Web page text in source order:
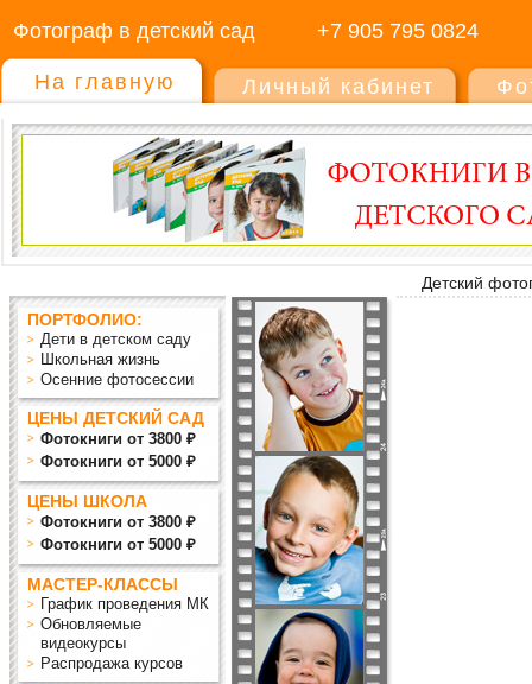
Фотограф в детский сад +7 905 795 0824
На главную Личный кабинет
Детский
ПОРТФОЛИО:
Дети в детском саду
Школьная жизнь
Осенние фотосессии
ЦЕНЫ ДЕТСКИЙ САД
Фотокниги от 3800 ₽
Фотокниги от 5000 ₽
ЦЕНЫ ШКОЛА
Фотокниги от 3800 ₽
Фотокниги от 5000 ₽
МАСТЕР-КЛАССЫ
График проведения МК
Обновляемые
видеокурсы
Распродажа курсов